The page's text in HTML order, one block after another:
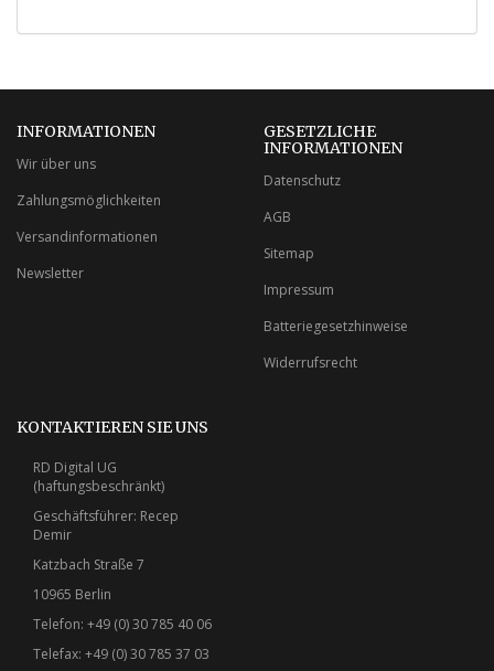
INFORMATIONEN
Wir über uns
Zahlungsmöglichkeiten
Versandinformationen
Newsletter
GESETZLICHE
INFORMATIONEN
Datenschutz
AGB
Sitemap
Impressum
Batteriegesetzhinweise
Widerrufsrecht
KONTAKTIEREN SIE UNS
RD Digital UG
(haftungsbeschränkt)
Geschäftsführer: Recep
Demir
Katzbach Straße 7
10965 Berlin
Telefon: +49 (0) 30 785 40 06
Telefax: +49 (0) 30 785 37 03